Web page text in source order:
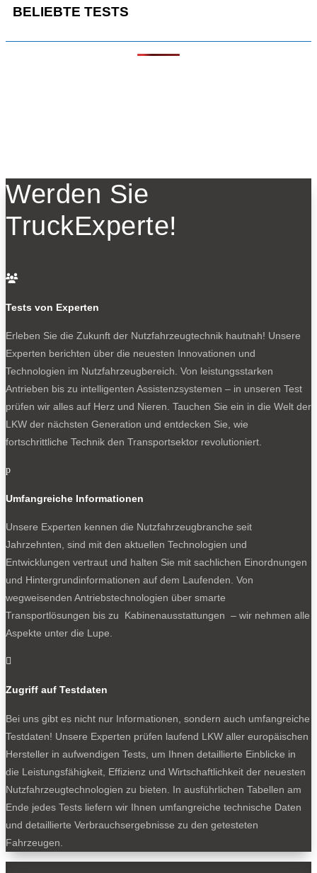
BELIEBTE TESTS
Werden Sie
TruckExperte!

Tests von Experten
Erleben Sie die Zukunft der Nutzfahrzeugtechnik hautnah! Unsere
Experten berichten über die neuesten Innovationen und
Technologien im Nutzfahrzeugbereich. Von leistungsstarken
Antrieben bis zu intelligenten Assistenzsystemen – in unseren Test
prüfen wir alles auf Herz und Nieren. Tauchen Sie ein in die Welt der
LKW der nächsten Generation und entdecken Sie, wie
fortschrittliche Technik den Transportsektor revolutioniert.
p
Umfangreiche Informationen
Unsere Experten kennen die Nutzfahrzeugbranche seit
Jahrzehnten, sind mit den aktuellen Technologien und
Entwicklungen vertraut und halten Sie mit sachlichen Einordnungen
und Hintergrundinformationen auf dem Laufenden. Von
wegweisenden Antriebstechnologien über smarte
Transportlösungen bis zu Kabinenausstattungen – wir nehmen alle
Aspekte unter die Lupe.

Zugriff auf Testdaten
Bei uns gibt es nicht nur Informationen, sondern auch umfangreiche
Testdaten! Unsere Experten prüfen laufend LKW aller europäischen
Hersteller in aufwendigen Tests, um Ihnen detaillierte Einblicke in
die Leistungsfähigkeit, Effizienz und Wirtschaftlichkeit der neuesten
Nutzfahrzeugtechnologien zu bieten. In ausführlichen Tabellen am
Ende jedes Tests liefern wir Ihnen umfangreiche technische Daten
und detaillierte Verbrauchsergebnisse zu den getesteten
Fahrzeugen.